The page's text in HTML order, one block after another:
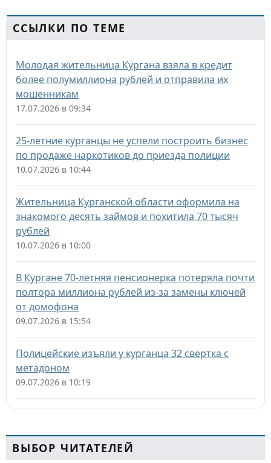
ССЫЛКИ ПО ТЕМЕ
Молодая жительница Кургана взяла в кредит
более полумиллиона рублей и отправила их
мошенникам
17.07.2026 в 09:34
25-летние курганцы не успели построить бизнес
по продаже наркотиков до приезда полиции
10.07.2026 в 10:44
Жительница Курганской области оформила на
знакомого десять займов и похитила 70 тысяч
рублей
10.07.2026 в 10:00
В Кургане 70-летняя пенсионерка потеряла почти
полтора миллиона рублей из-за замены ключей
от домофона
09.07.2026 в 15:54
Полицейские изъяли у курганца 32 свёртка с
метадоном
09.07.2026 в 10:19
ВЫБОР ЧИТАТЕЛЕЙ